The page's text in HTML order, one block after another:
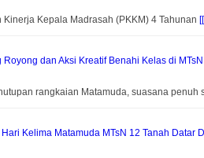
Kepala Madrasah (PKKM) 4 Tahunan
dan Aksi Kreatif Benahi Kelas di
rangkaian Matamuda, suasana penuh
Kelima Matamuda MTsN 12 Tanah